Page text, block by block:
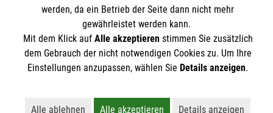
Sharepoint
BIC: GENODED1PA7
Der Malteser Hilfsdienst e.V. ist als eingetragene
gemeinnützige Organisation von der Körperschaft- und
Gewerbesteuer befreit.
werden, da ein Betrieb der Seite dann nicht mehr
gewährleistet werden kann.
Mit dem Klick auf Alle akzeptierenstimmen Sie zusätzlich
dem Gebrauch der nicht notwendigen Cookies zu. Um Ihre
Einstellungen anzupassen, wählen Sie Details anzeigen.
Alle ablehnen Alle akzeptieren Details anzeigen